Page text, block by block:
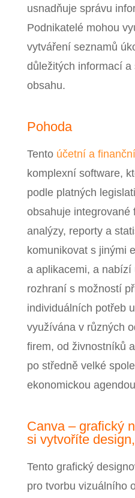
usnadňuje správu
Podnikatelé mohou
vytváření seznamů
důležitých informací
obsahu.
Pohoda
Tento účetní a
komplexní software,
podle platných
obsahuje integrované
analýzy, reporty a
komunikovat s jinými
a aplikacemi, a
rozhraní s možností
individuálních potřeb
využívána v různých
firem, od živnostníků
po středně velké
ekonomickou
Canva – grafický
si vytvoříte
Tento grafický
pro tvorbu vizuálního